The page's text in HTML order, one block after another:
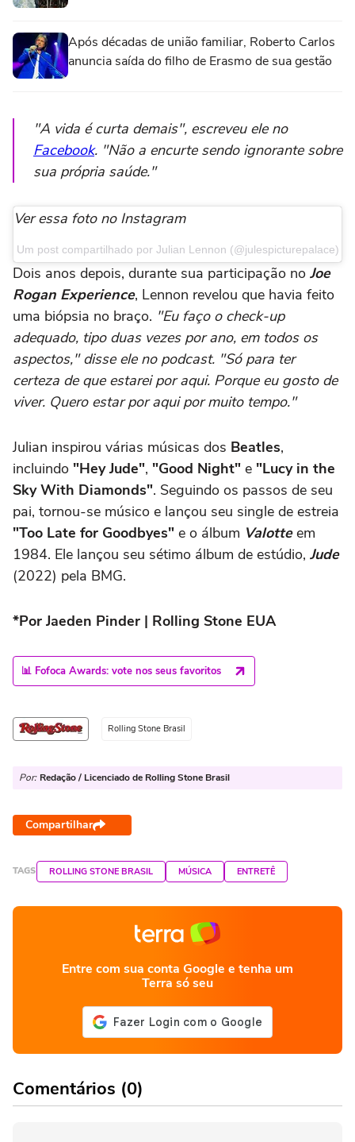
Após décadas de união familiar, Roberto Carlos
anuncia saída do filho de Erasmo de sua gestão
"A vida é curta demais", escreveu ele no
Facebook. "Não a encurte sendo ignorante sobre
sua própria saúde."
Ver essa foto no Instagram
Um post compartilhado por Julian Lennon (@julespicturepalace)
Dois anos depois, durante sua participação no Joe
Rogan Experience, Lennon revelou que havia feito
uma biópsia no braço. "Eu faço o check-up
adequado, tipo duas vezes por ano, em todos os
aspectos," disse ele no podcast. "Só para ter
certeza de que estarei por aqui. Porque eu gosto de
viver. Quero estar por aqui por muito tempo."
Julian inspirou várias músicas dos Beatles,
incluindo "Hey Jude", "Good Night" e "Lucy in the
Sky With Diamonds". Seguindo os passos de seu
pai, tornou-se músico e lançou seu single de estreia
"Too Late for Goodbyes" e o álbum Valotteem
1984. Ele lançou seu sétimo álbum de estúdio, Jude
(2022) pela BMG.
*Por Jaeden Pinder | Rolling Stone EUA
📊 Fofoca Awards: vote nos seus favoritos
Rolling Stone Brasil
Por: Redação / Licenciado de Rolling Stone Brasil
Compartilhar
TAGS ROLLING STONE BRASIL MÚSICA ENTRETÊ
Entre com sua conta Google e tenha um
Terra só seu
Comentários (0)